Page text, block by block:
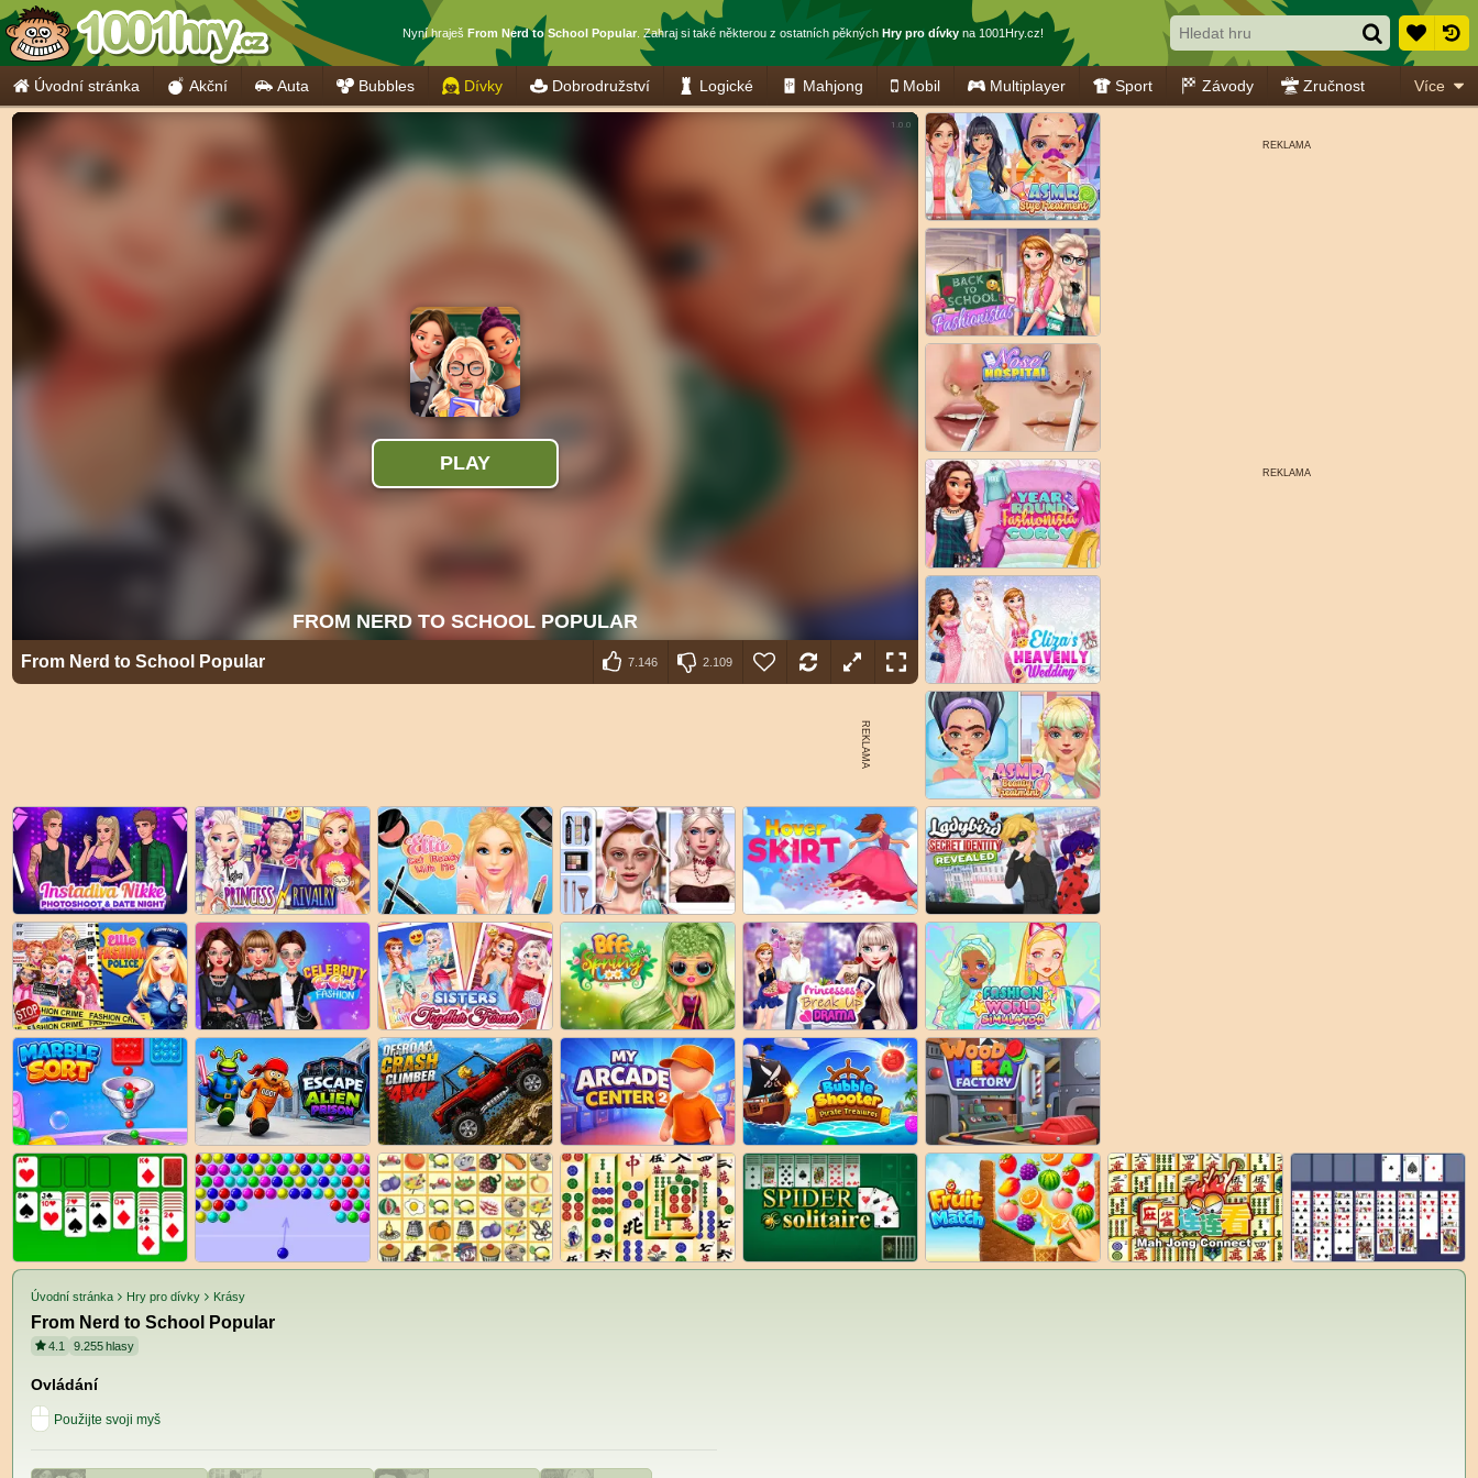
Nyní hraješ From Nerd to School Popular. Zahraj si také některou z ostatních pěkných Hry pro dívkyna 1001Hry.cz!
Úvodní stránka Akční Auta Bubbles Dívky Dobrodružství Logické Mahjong Mobil Multiplayer Sport Závody Zručnost Více
From Nerd to School Popular 7.146 2.109
Úvodní stránka Hry pro dívky Krásy
From Nerd to School Popular
4.1 9.255hlasy
Ovládání
Použijte svoji myš